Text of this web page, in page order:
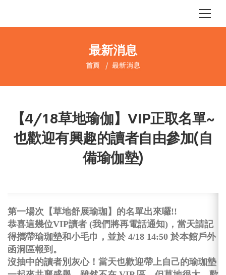
最新消息
首頁 最新消息
【4/18草地瑜伽】VIP正取名單~
也歡迎有興趣的讀者自由參加(自
備瑜伽墊)
第一場次【草地舒展瑜珈】的名單出來囉!!
恭喜這幾位VIP讀者 (我們將再電話通知)，當天請記
得攜帶瑜珈墊和小毛巾，並於 4/18 14:50 於本館戶外
函洞區報到。
沒抽中的讀者別灰心！當天也歡迎帶上自己的瑜珈墊